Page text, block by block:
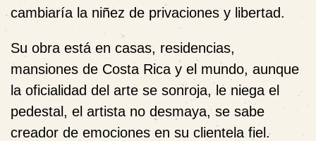
cambiaría la niñez de privaciones y libertad.
Su obra está en casas, residencias,
mansiones de Costa Rica y el mundo, aunque
la oficialidad del arte se sonroja, le niega el
pedestal, el artista no desmaya, se sabe
creador de emociones en su clientela fiel.